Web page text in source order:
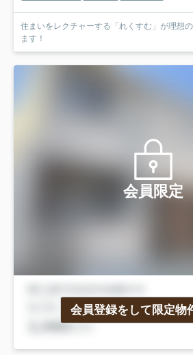
住まいをレクチャーする「れくすむ」が理想
ます！
会員限定
会員登録をして限定物